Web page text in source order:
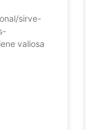
sirve-
valiosa